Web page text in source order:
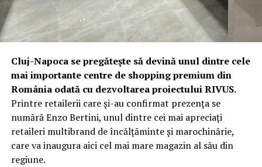
Cluj-Napoca se pregătește să devină unul dintre cele
mai importante centre de shopping premium din
România odată cu dezvoltarea proiectului RIVUS.
Printre retailerii care și-au confirmat prezența se
numără Enzo Bertini, unul dintre cei mai apreciați
retaileri multibrand de încălțăminte și marochinărie,
care va inaugura aici cel mai mare magazin al său din
regiune.